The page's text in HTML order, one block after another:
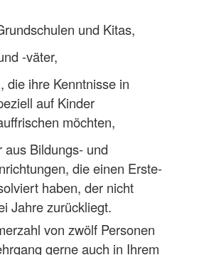
und Kitas,
-väter,
die ihre Kenntnisse in
auf Kinder
möchten,
aus Bildungs- und
die einen Erste-
haben, der nicht
Jahre zurückliegt.
von zwölf Personen
gerne auch in Ihrem